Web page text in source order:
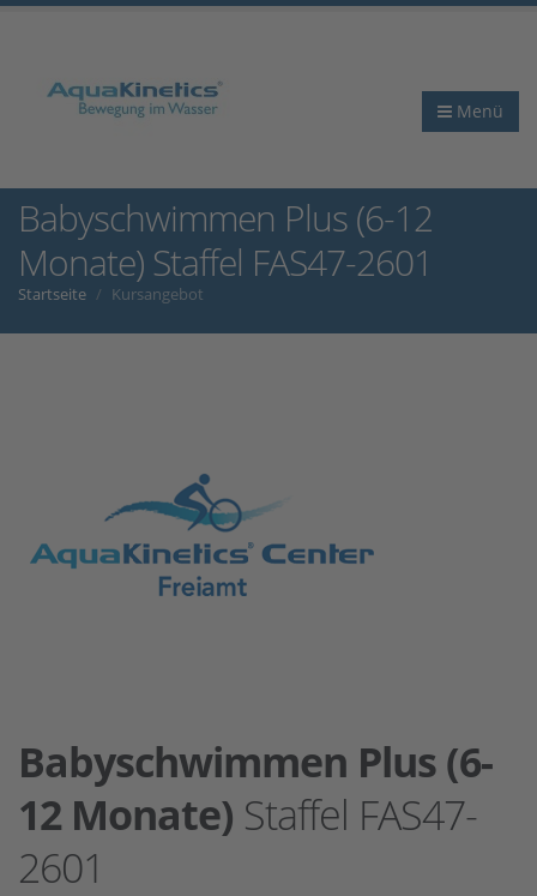
Menü
Babyschwimmen Plus (6-12
Monate) Staffel FAS47-2601
Startseite Kursangebot
Babyschwimmen Plus (6-
12 Monate) Staffel FAS47-
2601